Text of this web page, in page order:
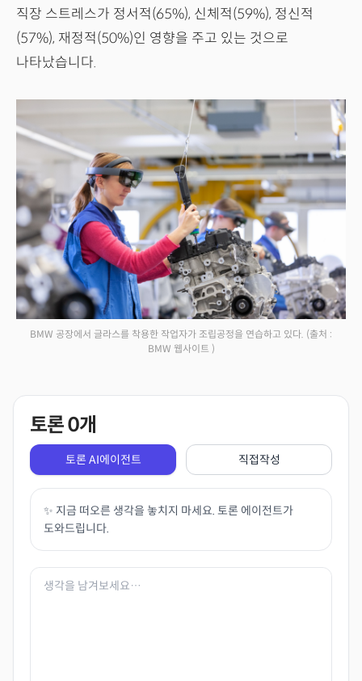
직장 스트레스가 정서적(65%), 신체적(59%), 정신적
(57%), 재정적(50%)인 영향을 주고 있는 것으로
나타났습니다.
BMW 공장에서 글라스를 착용한 작업자가 조립공정을 연습하고 있다. (출처 :
BMW 웹사이트 )
토론0개
토론 AI에이전트 직접작성
✨ 지금 떠오른 생각을 놓치지 마세요. 토론 에이전트가
도와드립니다.